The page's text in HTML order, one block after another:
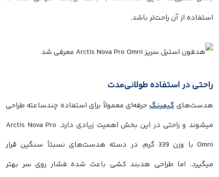
استفاده از آن راحت‌تر باشد.
راحتی در استفاده طولانی‌مدت
هدست‌هایگیمینگحرفه‌ای معمولاً برای استفاده چندساعته طراحی
میشوند و راحتی در این بخش اهمیت زیادی دارد. Arctis Nova Pro
Omni با وزن 339 گرم، در دسته هدست‌های نسبتاً سنگین قرار
میگیرد، اما طراحی هدبند کشی باعث شده فشار روی سر بهتر